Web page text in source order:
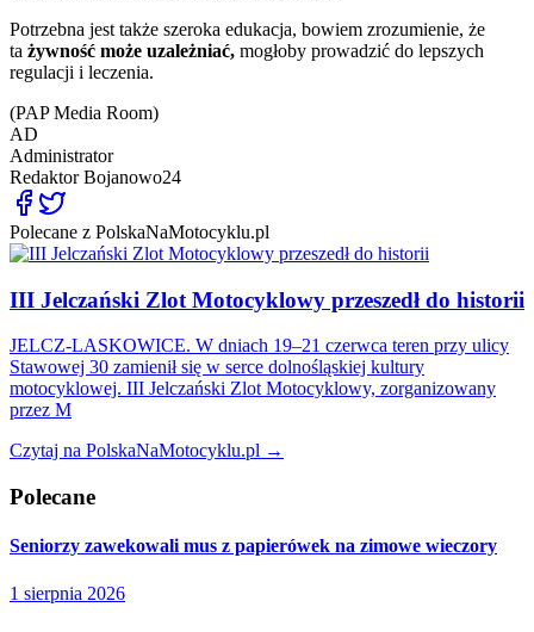
Potrzebna jest także szeroka edukacja, bowiem zrozumienie, że
ta żywność może uzależniać, mogłoby prowadzić do lepszych
regulacji i leczenia.
(PAP Media Room)
AD
Administrator
RedaktorBojanowo24
Polecane z PolskaNaMotocyklu.pl
III Jelczański Zlot Motocyklowy przeszedł do historii
JELCZ-LASKOWICE. W dniach 19–21 czerwca teren przy ulicy
Stawowej 30 zamienił się w serce dolnośląskiej kultury
motocyklowej. III Jelczański Zlot Motocyklowy, zorganizowany
przez M
Czytaj na PolskaNaMotocyklu.pl →
Polecane
Seniorzy zawekowali mus z papierówek na zimowe wieczory
1 sierpnia 2026